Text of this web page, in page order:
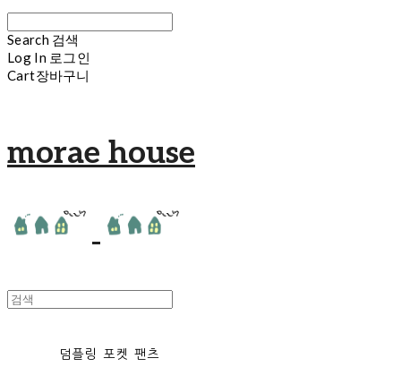
Search 검색
Log In 로그인
Cart장바구니
morae house
덤플링 포켓 팬츠